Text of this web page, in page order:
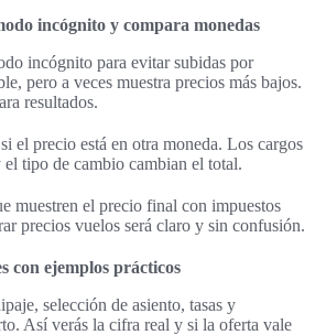
incógnito y compara monedas
incógnito para evitar subidas por
pero a veces muestra precios más bajos.
resultados.
el precio está en otra moneda. Los cargos
tipo de cambio cambian el total.
muestren el precio final con impuestos
precios vuelos será claro y sin confusión.
con ejemplos prácticos
selección de asiento, tasas y
Así verás la cifra real y si la oferta vale